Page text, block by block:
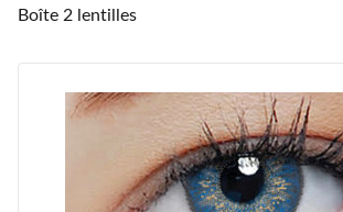
Boîte 2 lentilles